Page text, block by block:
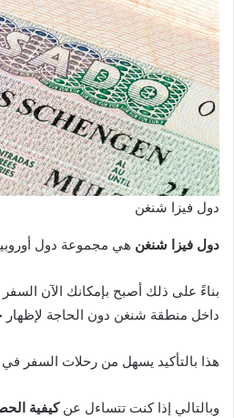
دول فيزا شنغن
دول فيزا شنغن هي مجموعة دول
بناءً على ذلك أصبح بإمكانك الآن
داخل منطقة شنغن دون الحاجة
هذا بالتأكيد يسهل من رحلات السفر في
وبالتالي إذا كنت تتساءل عنكيفية